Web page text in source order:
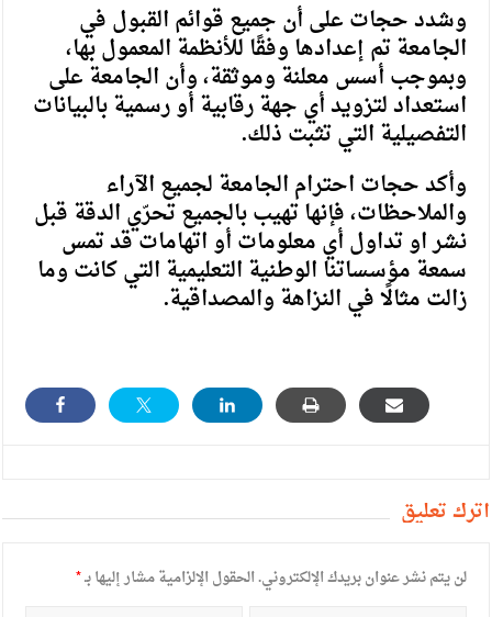
وشدد حجات على أن جميع قوائم القبول في
الجامعة تم إعدادها وفقًا للأنظمة المعمول بها،
وبموجب أسس معلنة وموثقة، وأن الجامعة على
استعداد لتزويد أي جهة رقابية أو رسمية بالبيانات
التفصيلية التي تثبت ذلك.
وأكد حجات احترام الجامعة لجميع الآراء
والملاحظات، فإنها تهيب بالجميع تحرّي الدقة قبل
نشر او تداول أي معلومات أو اتهامات قد تمس
سمعة مؤسساتنا الوطنية التعليمية التي كانت وما
زالت مثالًا في النزاهة والمصداقية.
أترك تعليق
لن يتم نشر عنوان بريدك الإلكتروني.الحقول الإلزامية مشار إليها بـ*